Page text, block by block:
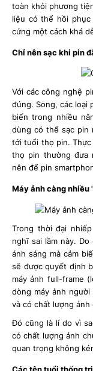
toàn khỏi phương
liệu có thể hồi
cứng một cách khá
Chỉ nên sạc khi pin
Với các công nghệ
đúng. Song, các loại
biến trong nhiều
dùng có thể sạc pin
tới tuổi thọ pin.
thọ pin thường đưa
nên để pin
Máy ảnh càng nhiều
Trong thời đại
nghĩ sai lầm này.
ánh sáng mà cảm
sẽ được quyết định
máy ảnh full-frame
dòng máy ảnh
và có chất lượng
Đó cũng là lí do vì
có chất lượng ảnh
quan trọng không
Các tên tuổi thống